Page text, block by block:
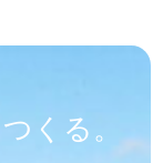
つくる。